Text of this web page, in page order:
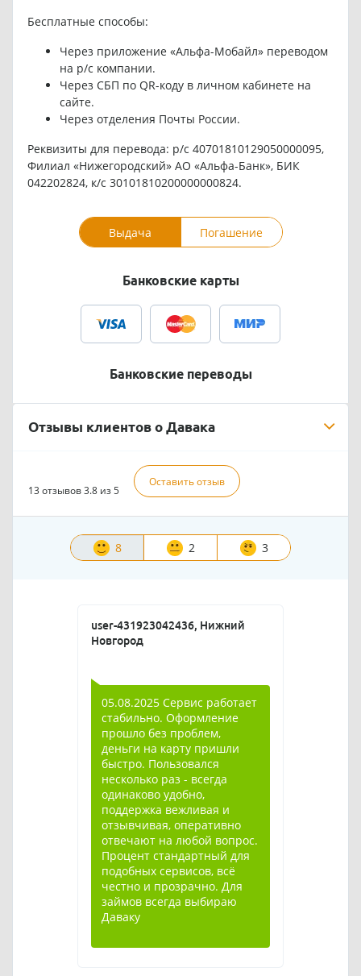
Бесплатные способы:
Через приложение «Альфа-Мобайл» переводом
на р/с компании.
Через СБП по QR-коду в личном кабинете на
сайте.
Через отделения Почты России.
Реквизиты для перевода: р/с 40701810129050000095,
Филиал «Нижегородский» АО «Альфа-Банк», БИК
042202824, к/с 30101810200000000824.
Выдача Погашение
Банковские карты
Банковские переводы
Отзывы клиентов о Давака
13 отзывов3.8 из 5
Оставить отзыв
8 2 3
user-431923042436, Нижний
Новгород
05.08.2025 Сервис работает
стабильно. Оформление
прошло без проблем,
деньги на карту пришли
быстро. Пользовался
несколько раз - всегда
одинаково удобно,
поддержка вежливая и
отзывчивая, оперативно
отвечают на любой вопрос.
Процент стандартный для
подобных сервисов, всё
честно и прозрачно. Для
займов всегда выбираю
Даваку